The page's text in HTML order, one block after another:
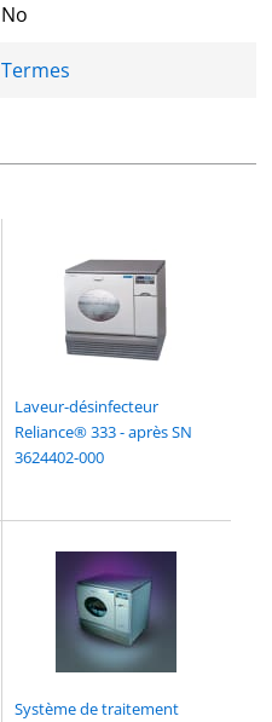
No
Termes
Laveur-désinfecteur
Reliance® 333 - après SN
3624402-000
Système de traitement